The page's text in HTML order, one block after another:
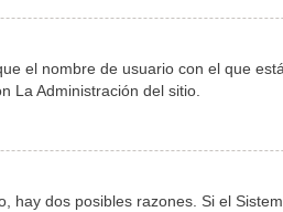
el nombre de usuario con el que
La Administración del sitio.
dos posibles razones. Si el